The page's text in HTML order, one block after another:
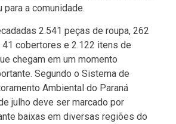
para a comunidade.
2.541 peças de roupa, 262
cobertores e 2.122 itens de
chegam em um momento
Segundo o Sistema de
Ambiental do Paraná
julho deve ser marcado por
baixas em diversas regiões do